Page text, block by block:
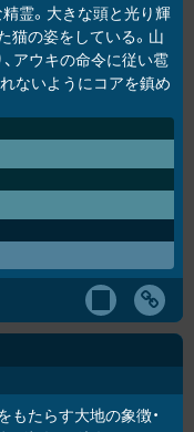
霊。大きな頭と光り輝
猫の姿をしている。山
、アウキの命令に従い雹
ないようにコアを鎮め
もたらす大地の象徴・